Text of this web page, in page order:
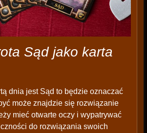
Sąd jako karta
dnia jest Sąd to będzie oznaczać
może znajdzie się rozwiązanie
mieć otwarte oczy i wypatrywać
do rozwiązania swoich